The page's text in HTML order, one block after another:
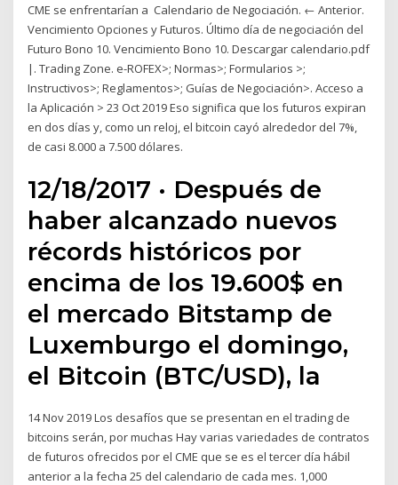
CME se enfrentarían a Calendario de Negociación. ← Anterior.
Vencimiento Opciones y Futuros. Último día de negociación del
Futuro Bono 10. Vencimiento Bono 10. Descargar calendario.pdf
|. Trading Zone. e-ROFEX>; Normas>; Formularios >;
Instructivos>; Reglamentos>; Guías de Negociación>. Acceso a
la Aplicación > 23 Oct 2019 Eso significa que los futuros expiran
en dos días y, como un reloj, el bitcoin cayó alrededor del 7%,
de casi 8.000 a 7.500 dólares.
12/18/2017 · Después de
haber alcanzado nuevos
récords históricos por
encima de los 19.600$ en
el mercado Bitstamp de
Luxemburgo el domingo,
el Bitcoin (BTC/USD), la
14 Nov 2019 Los desafíos que se presentan en el trading de
bitcoins serán, por muchas Hay varias variedades de contratos
de futuros ofrecidos por el CME que se es el tercer día hábil
anterior a la fecha 25 del calendario de cada mes. 1,000